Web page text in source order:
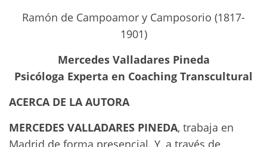
Ramón de Campoamor y Camposorio (1817-
1901)
Mercedes Valladares Pineda
Psicóloga Experta en Coaching Transcultural
ACERCA DE LA AUTORA
MERCEDES VALLADARES PINEDA, trabaja en
Madrid de forma presencial. Y, a través de